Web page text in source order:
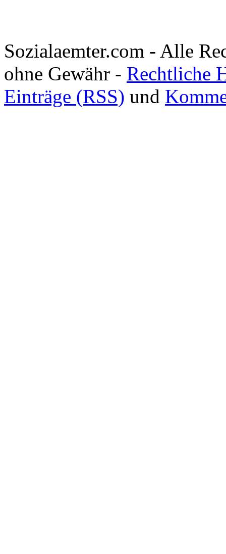
Sozialaemter.com - Alle
ohne Gewähr - Rechtliche
Einträge (RSS) und